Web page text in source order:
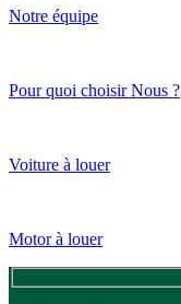
Notre équipe
Pour quoi choisir Nous ?
Voiture à louer
Motor à louer